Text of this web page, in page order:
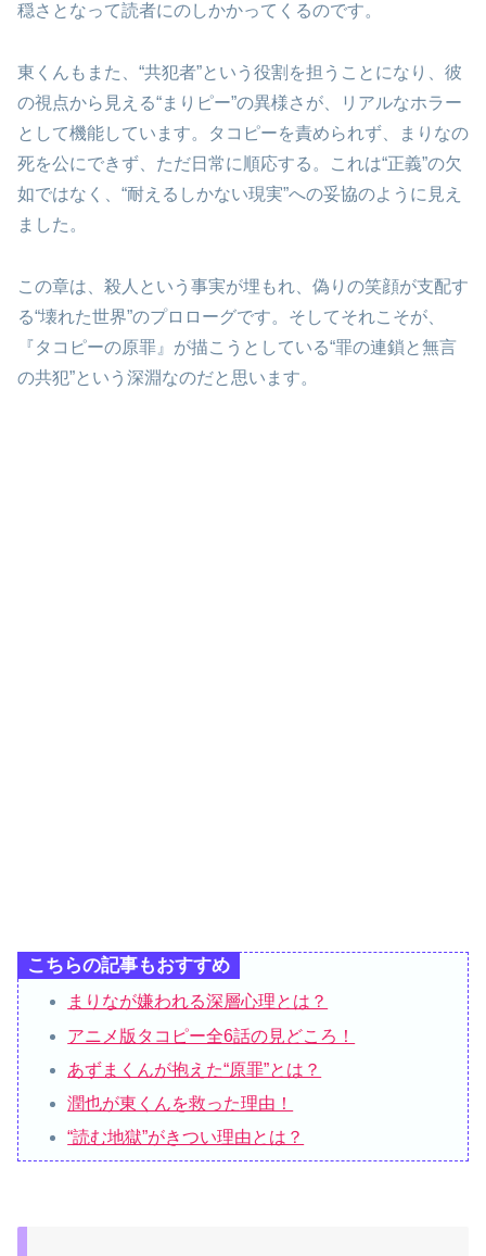
穏さとなって読者にのしかかってくるのです。
東くんもまた、“共犯者”という役割を担うことになり、彼
の視点から見える“まりピー”の異様さが、リアルなホラー
として機能しています。タコピーを責められず、まりなの
死を公にできず、ただ日常に順応する。これは“正義”の欠
如ではなく、“耐えるしかない現実”への妥協のように見え
ました。
この章は、殺人という事実が埋もれ、偽りの笑顔が支配す
る“壊れた世界”のプロローグです。そしてそれこそが、
『タコピーの原罪』が描こうとしている“罪の連鎖と無言
の共犯”という深淵なのだと思います。
こちらの記事もおすすめ
まりなが嫌われる深層心理とは？
アニメ版タコピー全6話の見どころ！
あずまくんが抱えた“原罪”とは？
潤也が東くんを救った理由！
“読む地獄”がきつい理由とは？